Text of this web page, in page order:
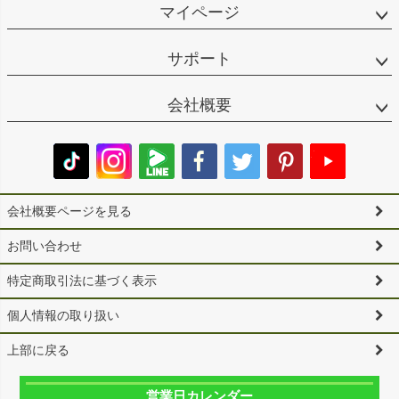
マイページ
サポート
会社概要
会社概要ページを見る
お問い合わせ
特定商取引法に基づく表示
個人情報の取り扱い
上部に戻る
営業日カレンダー